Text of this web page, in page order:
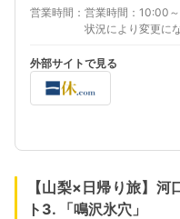
営業時間
営業時間：10:00
状況により変更に
外部サイトで見る
【山梨×日帰り旅】
ト3. 「鳴沢氷穴」